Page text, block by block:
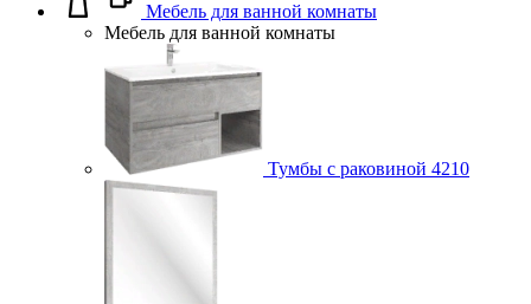
Мебель для ванной комнаты
Мебель для ванной комнаты
Тумбы с раковиной 4210